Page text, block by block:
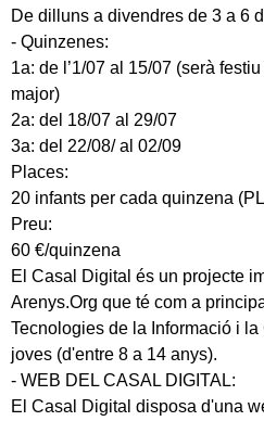
De dilluns a divendres de 3 a 6
- Quinzenes:
1a: de l’1/07 al 15/07 (serà
major)
2a: del 18/07 al 29/07
3a: del 22/08/ al 02/09
Places:
20 infants per cada quinzena
Preu:
60 €/quinzena
El Casal Digital és un projecte
Arenys.Org que té com a
Tecnologies de la Informació i
joves (d'entre 8 a 14 anys).
- WEB DEL CASAL DIGITAL:
El Casal Digital disposa d'una